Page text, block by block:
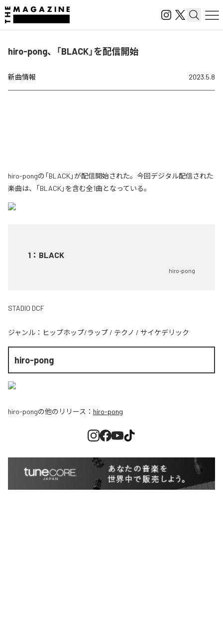
hiro-pong、「BLACK」を配信開始
新曲情報 2023.5.8
hiro-pongの「BLACK」が配信開始された。今回デジタル配信された
楽曲は、「BLACK」を含む全1曲となっている。
1 ： BLACK
hiro-pong
STADIO DCF
ジャンル： ヒップホップ/ラップ / テクノ / サイケデリック
hiro-pong
hiro-pongの他のリリース： hiro-pong